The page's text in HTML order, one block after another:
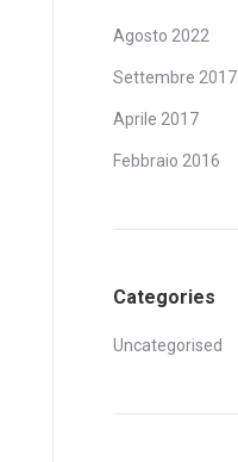
Agosto 2022
Settembre 2017
Aprile 2017
Febbraio 2016
Categories
Uncategorised